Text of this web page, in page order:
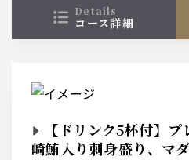
details
コース詳細
【ドリンク5杯付】
崎鮪入り刺身盛り、マ